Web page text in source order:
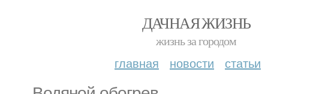
ДАЧНАЯ ЖИЗНЬ
жизнь за городом
главная новости статьи